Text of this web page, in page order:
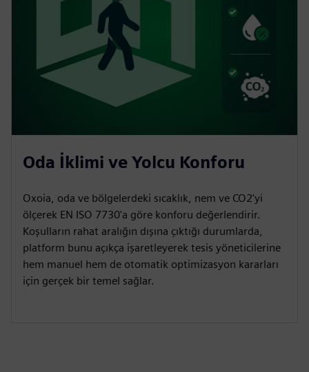
Oda İklimi ve Yolcu Konforu
Oxoia, oda ve bölgelerdeki sıcaklık, nem ve CO2'yi
ölçerek EN ISO 7730'a göre konforu değerlendirir.
Koşulların rahat aralığın dışına çıktığı durumlarda,
platform bunu açıkça işaretleyerek tesis yöneticilerine
hem manuel hem de otomatik optimizasyon kararları
için gerçek bir temel sağlar.